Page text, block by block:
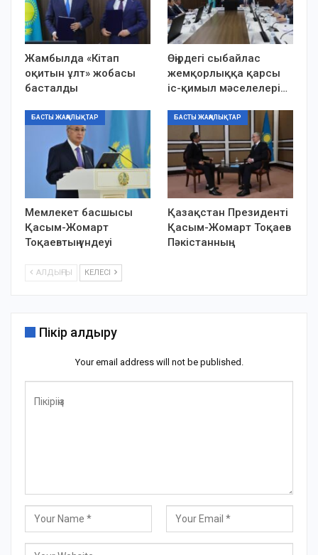
Жамбылда «Кітап
оқитын ұлт» жобасы
басталды
Өңірдегі сыбайлас
жемқорлыққа қарсы
іс-қимыл мәселелері…
БАСТЫ ЖАҢАЛЫҚТАР
Мемлекет басшысы
Қасым-Жомарт
Тоқаевтың үндеуі
БАСТЫ ЖАҢАЛЫҚТАР
Қазақстан Президенті
Қасым-Жомарт Тоқаев
Пәкістанның…
АЛДЫҢҒЫ КЕЛЕСІ
Пікір қалдыру
Your email address will not be published.